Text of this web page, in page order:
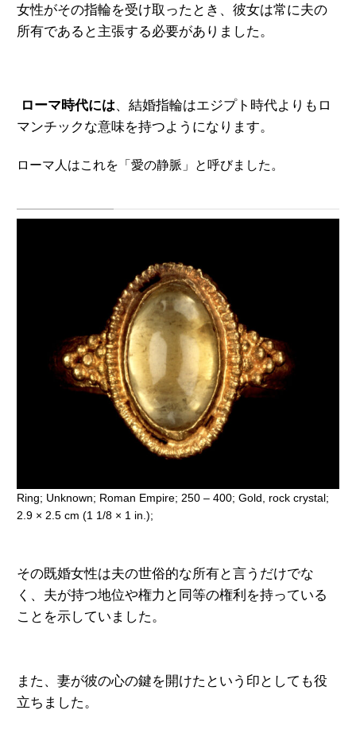
女性がその指輪を受け取ったとき、彼女は常に夫の
所有であると主張する必要がありました。
ローマ時代には、結婚指​​輪はエジプト時代よりもロ
マンチックな意味を持つようになります。
ローマ人はこれを「愛の静脈」と呼びま した。
Ring; Unknown; Roman Empire; 250 – 400; Gold, rock crystal;
2.9 × 2.5 cm (1 1/8 × 1 in.);
その既婚女性は夫の世俗的な所有と言うだけでな
く、夫が持つ地位や権力と同等の権利を持っている
ことを示していました。
また、妻が彼の心の鍵を開けたという印としても役
立ちました。